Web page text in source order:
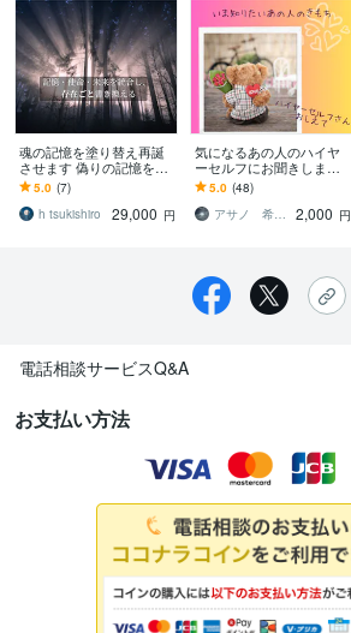
魂の記憶を塗り替え再誕
させます 偽りの記憶を壊
し、本当の未来へ
5.0 (7)
h tsukishiro
29,000 円
気になるあの人のハイヤ
ーセルフにお聞きします
わたしのこと、どうおも
ってる？
5.0 (48)
アサノ 希望への扉をひらく
2,000 円
電話相談サービスQ&A
お支払い方法